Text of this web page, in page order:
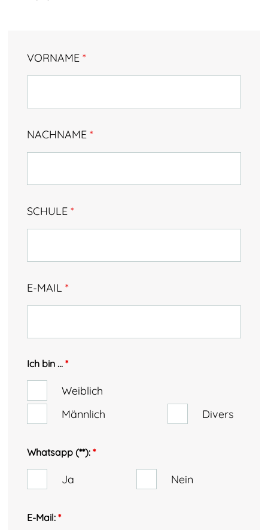
VORNAME*
NACHNAME*
SCHULE*
E-MAIL*
Ich bin ...*
Weiblich
Männlich
Divers
Whatsapp (**):*
Ja Nein
E-Mail:*